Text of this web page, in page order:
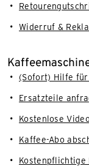
Widerruf &
(Sofort) Hilfe
Ersatzteile
Kostenlose
Kaffee-Abo